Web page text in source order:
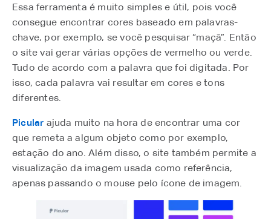
Essa ferramenta é muito simples e útil, pois você
consegue encontrar cores baseado em palavras-
chave, por exemplo, se você pesquisar “maçã”. Então
o site vai gerar várias opções de vermelho ou verde.
Tudo de acordo com a palavra que foi digitada. Por
isso, cada palavra vai resultar em cores e tons
diferentes.
Picular ajuda muito na hora de encontrar uma cor
que remeta a algum objeto como por exemplo,
estação do ano. Além disso, o site também permite a
visualização da imagem usada como referência,
apenas passando o mouse pelo ícone de imagem.